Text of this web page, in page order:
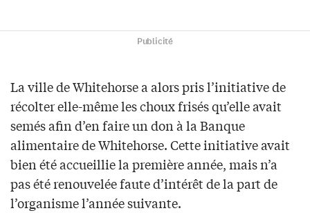
Publicité
La ville de Whitehorse a alors pris l’initiative de
récolter elle-même les choux frisés qu’elle avait
semés afin d’en faire un don à la Banque
alimentaire de Whitehorse. Cette initiative avait
bien été accueillie la première année, mais n’a
pas été renouvelée faute d’intérêt de la part de
l’organisme l’année suivante.